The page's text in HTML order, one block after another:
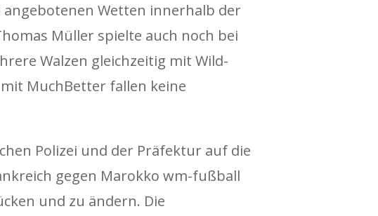
Wetten innerhalb der
Müller spielte auch noch bei
Walzen gleichzeitig mit Wild-
MuchBetter fallen keine
Polizei und der Präfektur auf die
gegen Marokko wm-fußball
und zu ändern. Die